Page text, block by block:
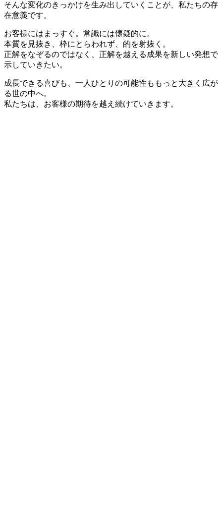
そんな変化のきっかけを生み出していくことが、私たちの存
在意義です。
お客様にはまっすぐ。常識には懐疑的に。
本質を見抜き、枠にとらわれず、的を射抜く。
正解をなぞるのではなく、正解を越える成果を新しい発想で
示していきたい。
成長できる喜びも、一人ひとりの可能性ももっと大きく広が
る世の中へ。
私たちは、お客様の期待を越え続けていきます。